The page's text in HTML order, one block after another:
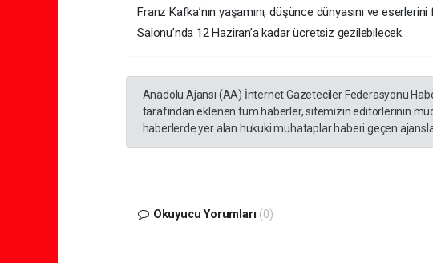
Franz Kafka’nın yaşamını, düşünce dünyasını ve
Salonu’nda 12 Haziran’a kadar ücretsiz gezilebilecek.
Anadolu Ajansı (AA) İnternet Gazeteciler Federasyonu
tarafından eklenen tüm haberler, sitemizin editörlerinin
haberlerde yer alan hukuki muhataplar haberi geçen
Okuyucu Yorumları (0)